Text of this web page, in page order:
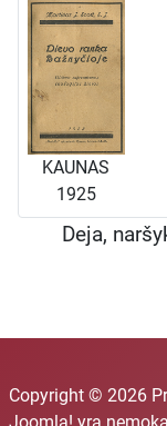
KAUNAS
1925
Deja,
Copyright © 2026